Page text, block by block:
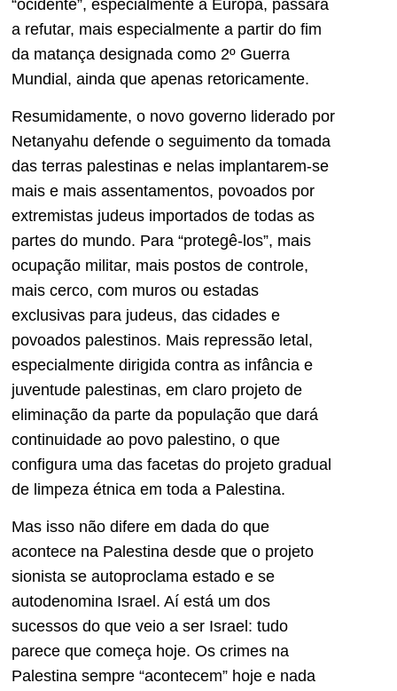
“ocidente”, especialmente a Europa, passara
a refutar, mais especialmente a partir do fim
da matança designada como 2º Guerra
Mundial, ainda que apenas retoricamente.
Resumidamente, o novo governo liderado por
Netanyahu defende o seguimento da tomada
das terras palestinas e nelas implantarem-se
mais e mais assentamentos, povoados por
extremistas judeus importados de todas as
partes do mundo. Para “protegê-los”, mais
ocupação militar, mais postos de controle,
mais cerco, com muros ou estadas
exclusivas para judeus, das cidades e
povoados palestinos. Mais repressão letal,
especialmente dirigida contra as infância e
juventude palestinas, em claro projeto de
eliminação da parte da população que dará
continuidade ao povo palestino, o que
configura uma das facetas do projeto gradual
de limpeza étnica em toda a Palestina.
Mas isso não difere em dada do que
acontece na Palestina desde que o projeto
sionista se autoproclama estado e se
autodenomina Israel. Aí está um dos
sucessos do que veio a ser Israel: tudo
parece que começa hoje. Os crimes na
Palestina sempre “acontecem” hoje e nada